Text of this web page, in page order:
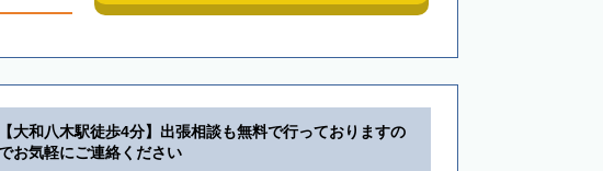
【大和八木駅徒歩4分】出張相談も無料で行っておりますの
お気軽にご連絡ください